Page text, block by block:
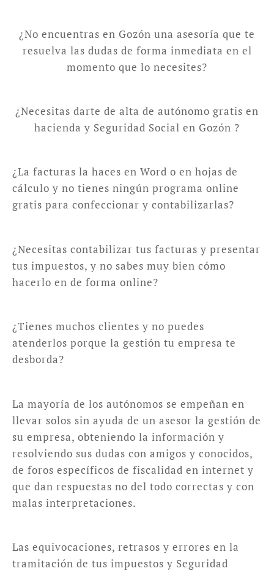
¿No encuentras en Gozón una asesoría que te
resuelva las dudas de forma inmediata en el
momento que lo necesites?
¿Necesitas darte de alta de autónomo gratis en
hacienda y Seguridad Social en Gozón ?
¿La facturas la haces en Word o en hojas de
cálculo y no tienes ningún programa online
gratis para confeccionar y contabilizarlas?
¿Necesitas contabilizar tus facturas y presentar
tus impuestos, y no sabes muy bien cómo
hacerlo en de forma online?
¿Tienes muchos clientes y no puedes
atenderlos porque la gestión tu empresa te
desborda?
La mayoría de los autónomos se empeñan en
llevar solos sin ayuda de un asesor la gestión de
su empresa, obteniendo la información y
resolviendo sus dudas con amigos y conocidos,
de foros específicos de fiscalidad en internet y
que dan respuestas no del todo correctas y con
malas interpretaciones.
Las equivocaciones, retrasos y errores en la
tramitación de tus impuestos y Seguridad